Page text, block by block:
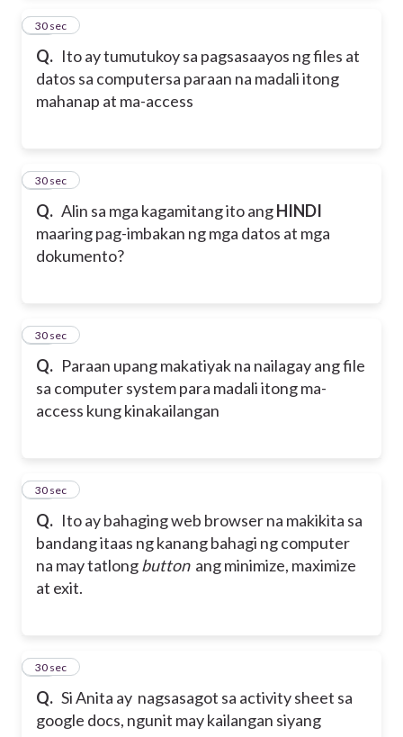
Q. Ito ay tumutukoy sa pagsasaayos ng files at
datos sa computersa paraan na madali itong
mahanap at ma-access
26
30 sec
Q. Alin sa mga kagamitang ito angHINDI
maaring pag-imbakan ng mga datos at mga
dokumento?
27
30 sec
Q. Paraan upang makatiyak na nailagay ang file
sa computersystem para madali itong ma-
access kung kinakailangan
28
30 sec
Q. Ito ay bahaging web browser na makikita sa
bandang itaas ng kanang bahagi ng computer
na may tatlongbutton ang minimize, maximize
at exit.
29
30 sec
Q. Si Anita ay nagsasagot sa activity sheet sa
google docs, ngunit may kailangan siyang
30
30 sec